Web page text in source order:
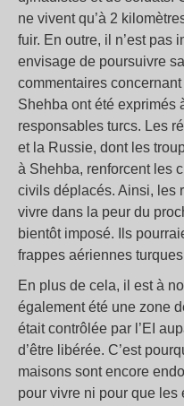
ne vivent qu’à 2
fuir. En outre, il n’est pas
envisage de poursuivre
commentaires
Shehba ont été exprimés
responsables turcs. Les
et la Russie, dont les
à Shehba, renforcent les
civils déplacés. Ainsi, les
vivre dans la peur du
bientôt imposé. Ils
frappes aériennes
En plus de cela, il est à
également été une zone
était contrôlée par l’EI
d’être libérée. C’est
maisons sont encore
pour vivre ni pour que les